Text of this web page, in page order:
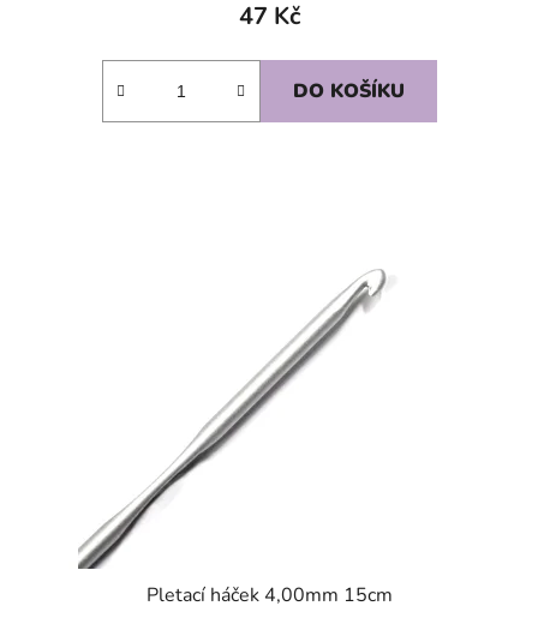
47 Kč
DO KOŠÍKU
Pletací háček 4,00mm 15cm